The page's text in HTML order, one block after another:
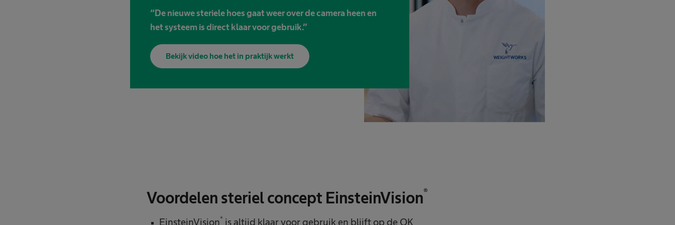
“De nieuwe steriele hoes gaat weer over de camera heen en
het systeem is direct klaar voor gebruik.”
Bekijk video hoe het in praktijk werkt
Voordelen steriel concept EinsteinVision®
EinsteinVision® is altijd klaar voor gebruik en blijft op de OK